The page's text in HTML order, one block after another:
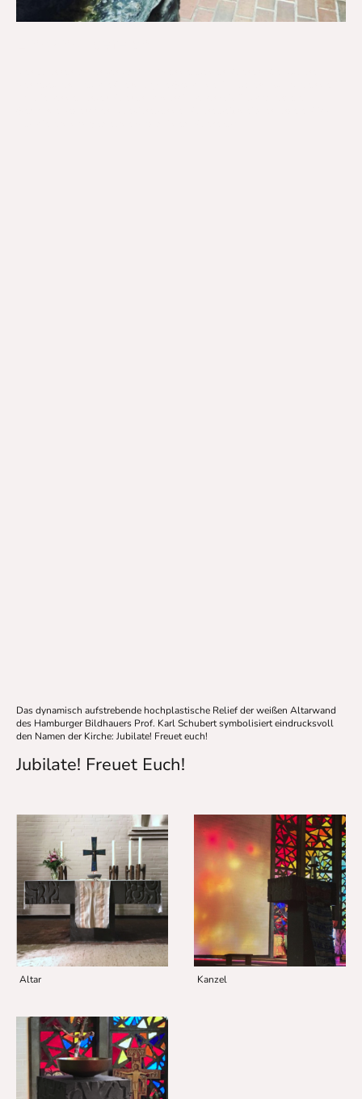
Das dynamisch aufstrebende hochplastische Relief der weißen Altarwand
des Hamburger Bildhauers Prof. Karl Schubert symbolisiert eindrucksvoll
den Namen der Kirche: Jubilate! Freuet euch!
Jubilate! Freuet Euch!
Altar Kanzel